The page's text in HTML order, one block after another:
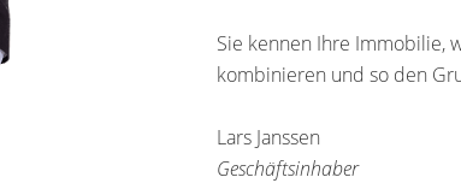
Sie kennen Ihre Immobilie,
kombinieren und so den
Lars Janssen
Geschäftsinhaber